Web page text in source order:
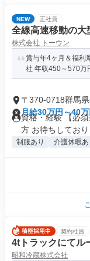
NEW 正社員
全線高速移動の大
株式会社 トーウン
賞与年4ヶ月＆福利
社 年収450～570万
〒370-0718群馬
月給30万円～40万
資格・経験 【必
方 お待ちしており
制服あり 介護休暇あ
契約社員
4tトラックにてル
昭和冷蔵株式会社